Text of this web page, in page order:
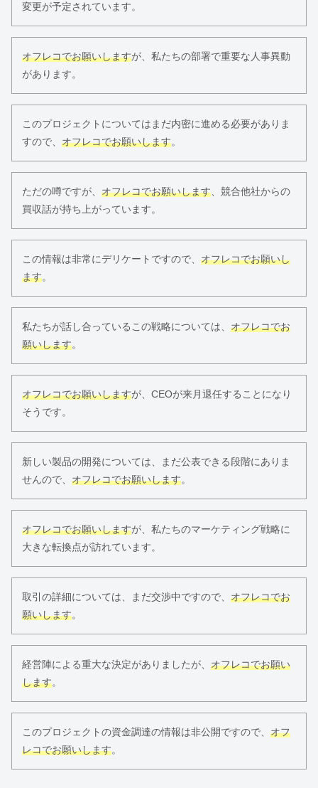
変更が予定されています。
オフレコでお願いしますが、私たちの部署で重要な人事異動
があります。
このプロジェクトについてはまだ内密に進める必要がありま
すので、 オフレコでお願いします。
ただの噂ですが、 オフレコでお願いします、競合他社からの
買収話が持ち上がっています。
この情報は非常にデリケートですので、 オフレコでお願いし
ます。
私たちが話し合っているこの戦略については、 オフレコでお
願いします。
オフレコでお願いしますが、CEOが来月退任することになり
そうです。
新しい製品の開発については、まだ公表できる段階にありま
せんので、 オフレコでお願いします。
オフレコでお願いしますが、私たちのマーケティング戦略に
大きな転換点が訪れています。
取引の詳細については、まだ交渉中ですので、 オフレコでお
願いします。
経営陣による重大な決定がありましたが、 オフレコでお願い
します。
このプロジェクトの資金調達の情報は非公開ですので、 オフ
レコでお願いします。